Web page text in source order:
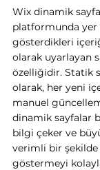
Wix dinamik
platformunda yer
gösterdikleri
olarak uyarlayan
özelliğidir. Statik
olarak, her yeni
manuel
dinamik sayfalar
bilgi çeker ve
verimli bir
göstermeyi